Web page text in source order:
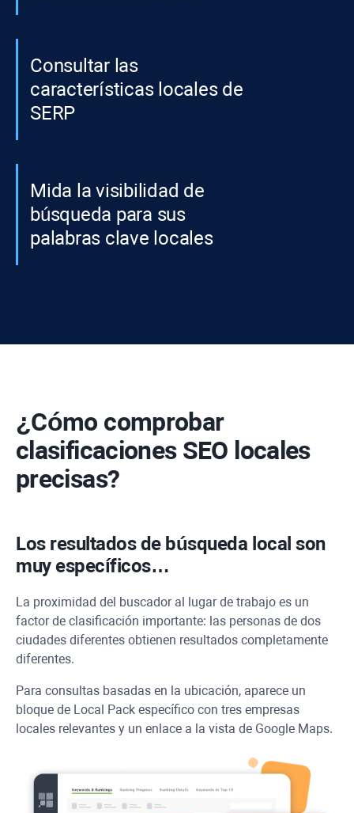
Consultar las
características locales de
SERP
Mida la visibilidad de
búsqueda para sus
palabras clave locales
¿Cómo comprobar
clasificaciones SEO locales
precisas?
Los resultados de búsqueda local son
muy específicos…
La proximidad del buscador al lugar de trabajo es un
factor de clasificación importante: las personas de dos
ciudades diferentes obtienen resultados completamente
diferentes.
Para consultas basadas en la ubicación, aparece un
bloque de Local Pack específico con tres empresas
locales relevantes y un enlace a la vista de Google Maps.